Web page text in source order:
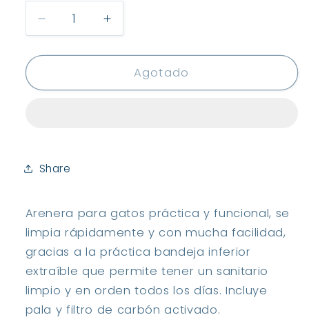
Reducir
cantidad
para
Arenera
Rosa
Aumentar
cantidad
para
Stefanplast
Arenera
Agotado
Share
Arenera para gatos práctica y funcional, se
limpia rápidamente y con mucha facilidad,
gracias a la práctica bandeja inferior
extraíble que permite tener un sanitario
limpio y en orden todos los días. Incluye
pala y filtro de carbón activado.